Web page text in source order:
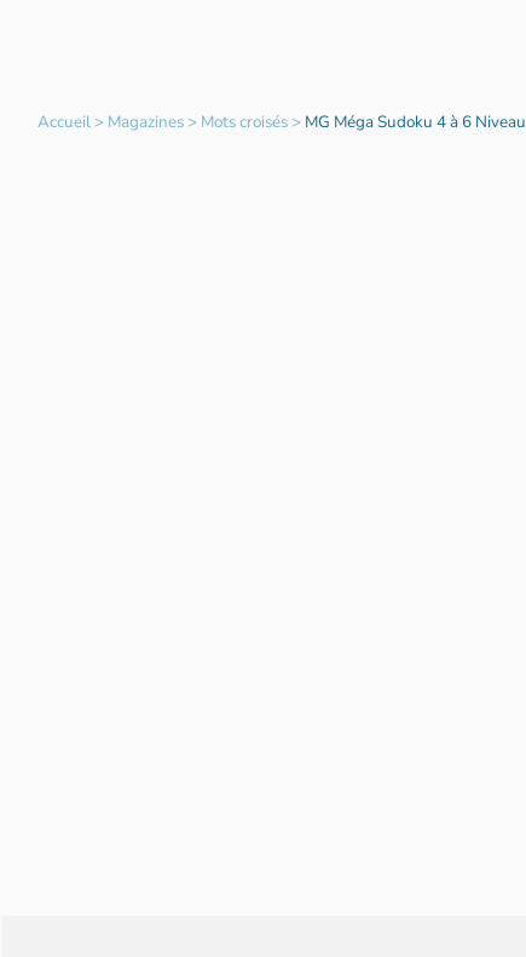
Accueil> Magazines> Mots croisés> MG Méga Sudoku 4 à 6 Niveau